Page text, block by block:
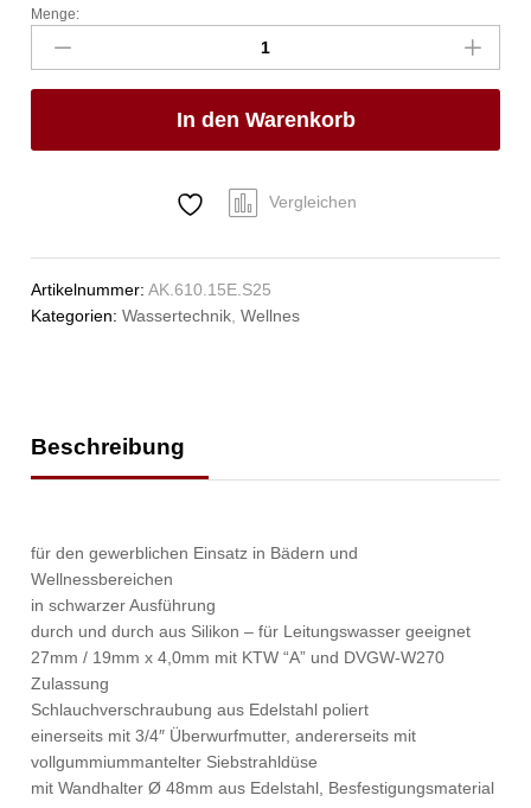
spa
Kneipp'sche
Garnitur
3/4"
27mm
Menge:
In den Warenkorb
Vergleichen
Artikelnummer:AK.610.15E.S25
Kategorien:Wassertechnik,Wellnes
Beschreibung
für den gewerblichen Einsatz in Bädern und
Wellnessbereichen
in schwarzer Ausführung
durch und durch aus Silikon – für Leitungswasser geeignet
27mm / 19mm x 4,0mm mit KTW “A” und DVGW-W270
Zulassung
Schlauchverschraubung aus Edelstahl poliert
einerseits mit 3/4″ Überwurfmutter, andererseits mit
vollgummiummantelter Siebstrahldüse
mit Wandhalter Ø 48mm aus Edelstahl, Besfestigungsmaterial